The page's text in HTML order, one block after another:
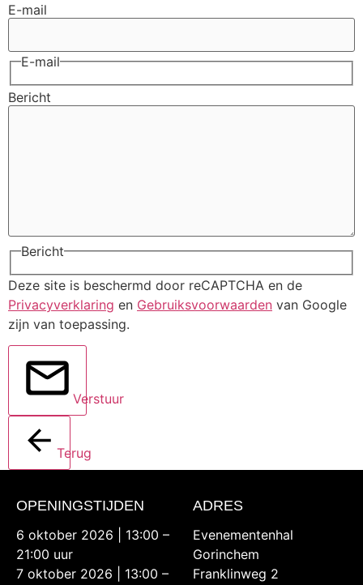
E-mail
E-mail
Bericht
Bericht
Deze site is beschermd door reCAPTCHA en de
Privacyverklaring en Gebruiksvoorwaarden van Google
zijn van toepassing.
Verstuur
Terug
OPENINGSTIJDEN
6 oktober 2026 | 13:00 –
21:00 uur
7 oktober 2026 | 13:00 –
ADRES
Evenementenhal
Gorinchem
Franklinweg 2